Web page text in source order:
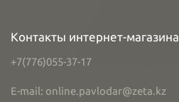
Контакты интернет-магазина
+7(776)055-37-17
E-mail: online.pavlodar@zeta.kz